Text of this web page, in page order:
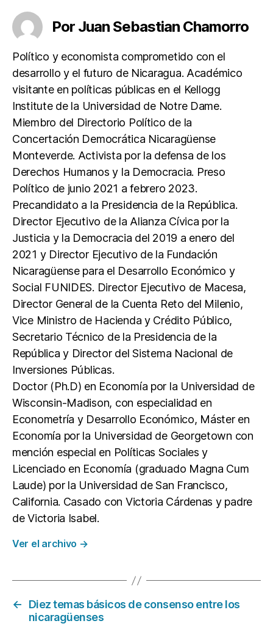
c
e
b
o
o
k
er s
A
p
p
Por Juan Sebastian Chamorro
Político y economista comprometido con el
desarrollo y el futuro de Nicaragua. Académico
visitante en políticas públicas en el Kellogg
Institute de la Universidad de Notre Dame.
Miembro del Directorio Político de la
Concertación Democrática Nicaragüense
Monteverde. Activista por la defensa de los
Derechos Humanos y la Democracia. Preso
Político de junio 2021 a febrero 2023.
Precandidato a la Presidencia de la República.
Director Ejecutivo de la Alianza Cívica por la
Justicia y la Democracia del 2019 a enero del
2021 y Director Ejecutivo de la Fundación
Nicaragüense para el Desarrollo Económico y
Social FUNIDES. Director Ejecutivo de Macesa,
Director General de la Cuenta Reto del Milenio,
Vice Ministro de Hacienda y Crédito Público,
Secretario Técnico de la Presidencia de la
República y Director del Sistema Nacional de
Inversiones Públicas.
Doctor (Ph.D) en Economía por la Universidad de
Wisconsin-Madison, con especialidad en
Econometría y Desarrollo Económico, Máster en
Economía por la Universidad de Georgetown con
mención especial en Políticas Sociales y
Licenciado en Economía (graduado Magna Cum
Laude) por la Universidad de San Francisco,
California. Casado con Victoria Cárdenas y padre
de Victoria Isabel.
Ver el archivo →
←
Diez temas básicos de consenso entre los
nicaragüenses